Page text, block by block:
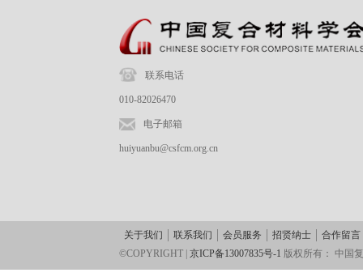
联系电话
010-82026470
电子邮箱
huiyuanbu@csfcm.org.cn
关于我们 联系我们 会员服务 招贤纳士
合作留言
©COPYRIGHT | 京ICP备13007835号-1 版权所有： 中国